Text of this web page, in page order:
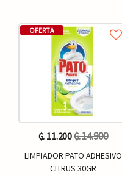
OFERTA
₲. 11.200₲. 14.900
LIMPIADOR PATO ADHESIVO
CITRUS 30GR